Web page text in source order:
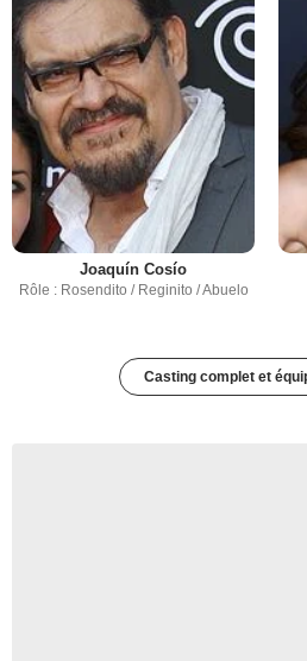
Joaquín Cosío
Rôle : Rosendito / Reginito / Abuelo
Casting complet et